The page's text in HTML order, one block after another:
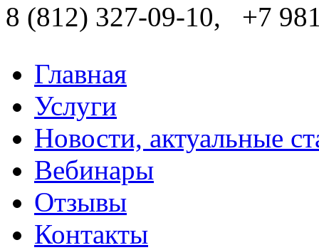
8 (812) 327-09-10, +7
Главная
Услуги
Новости, актуальные
Вебинары
Отзывы
Контакты